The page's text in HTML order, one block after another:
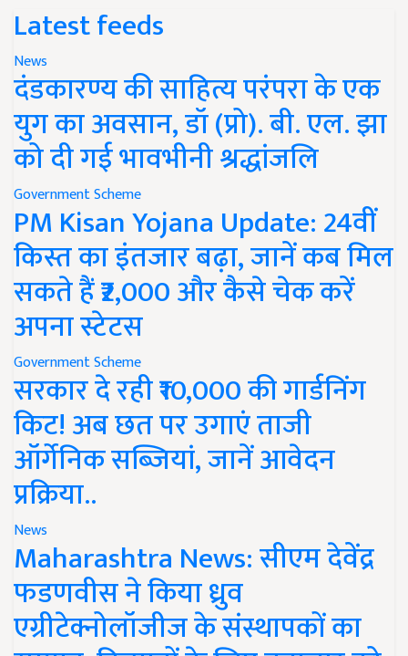
Latest feeds
News
दंडकारण्य की साहित्य परंपरा के एक
युग का अवसान, डॉ (प्रो). बी. एल. झा
को दी गई भावभीनी श्रद्धांजलि
Government Scheme
PM Kisan Yojana Update: 24वीं
किस्त का इंतजार बढ़ा, जानें कब मिल
सकते हैं ₹2,000 और कैसे चेक करें
अपना स्टेटस
Government Scheme
सरकार दे रही ₹10,000 की गार्डनिंग
किट! अब छत पर उगाएं ताजी
ऑर्गेनिक सब्जियां, जानें आवेदन
प्रक्रिया..
News
Maharashtra News: सीएम देवेंद्र
फडणवीस ने किया ध्रुव
एग्रीटेक्नोलॉजीज के संस्थापकों का